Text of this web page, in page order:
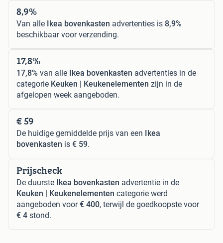
8,9%
Van alle Ikea bovenkasten advertenties is 8,9%
beschikbaar voor verzending.
17,8%
17,8% van alle Ikea bovenkasten advertenties in de
categorie Keuken | Keukenelementen zijn in de
afgelopen week aangeboden.
€ 59
De huidige gemiddelde prijs van een Ikea
bovenkasten is € 59.
Prijscheck
De duurste Ikea bovenkasten advertentie in de
Keuken | Keukenelementen categorie werd
aangeboden voor€ 400, terwijl de goedkoopste voor
€ 4 stond.